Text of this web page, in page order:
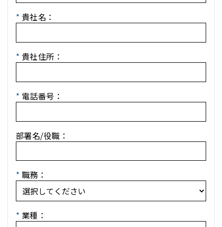
* 貴社名：
* 貴社住所：
* 電話番号：
部署名/役職：
* 職務：
* 業種：